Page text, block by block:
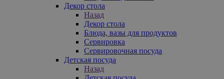
Декор стола
Назад
Декор стола
Блюда, вазы для продуктов
Сервировка
Сервировочная посуда
Детская посуда
Назад